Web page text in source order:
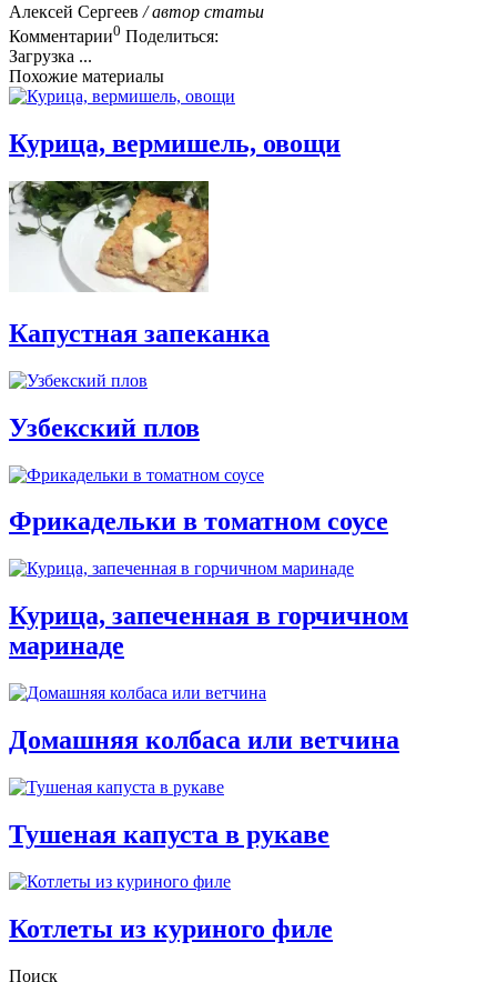
Алексей Сергеев / автор статьи
Комментарии0 Поделиться:
Загрузка ...
Похожие материалы
Курица, вермишель, овощи
Капустная запеканка
Узбекский плов
Фрикадельки в томатном соусе
Курица, запеченная в горчичном
маринаде
Домашняя колбаса или ветчина
Тушеная капуста в рукаве
Котлеты из куриного филе
Поиск